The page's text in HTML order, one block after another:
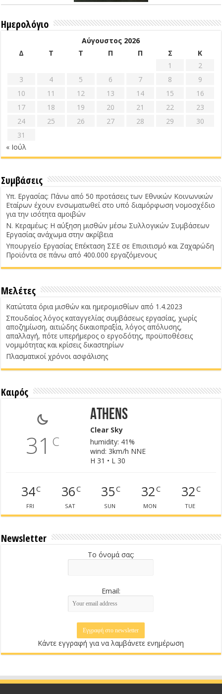
Ημερολόγιο
Αύγουστος 2026
Δ
Τ Τ Π Π Σ
Κ
1
2
3
4 5 6 7 8
9
10
11 12 13 14 15
16
17
18 19 20 21 22
23
24
25 26 27 28 29
30
31
« Ιούλ
Συμβάσεις
Υπ. Εργασίας: Πάνω από 50 προτάσεις των Εθνικών Κοινωνικών
Εταίρων έχουν ενσωματωθεί στο υπό διαμόρφωση νομοσχέδιο
για την ισότητα αμοιβών
Ν. Κεραμέως: Η αύξηση μισθών μέσω Συλλογικών Συμβάσεων
Εργασίας ανάχωμα στην ακρίβεια
Υπουργείο Εργασίας Επέκταση ΣΣΕ σε Επισιτισμό και Ζαχαρώδη
Προϊόντα σε πάνω από 400.000 εργαζόμενους
Μελέτες
Κατώτατα όρια μισθών και ημερομισθίων από 1.4.2023
Σπουδαίος λόγος καταγγελίας συμβάσεως εργασίας, χωρίς
αποζημίωση, αιτιώδης δικαιοπραξία, λόγος απόλυσης,
απαλλαγή, πότε υπερήμερος ο εργοδότης, προϋποθέσεις
νομιμότητας και κρίσεις δικαστηρίων
Πλασματικοί χρόνοι ασφάλισης
Καιρός
31 C
Athens
Clear Sky
humidity: 41%
wind: 3km/h NNE
H 31 • L 30
34C
FRI
36C
SAT
35C
SUN
32C
MON
32C
TUE
Newsletter
Το όνομά σας:
Email:
Κάντε εγγραφή για να λαμβάνετε ενημέρωση